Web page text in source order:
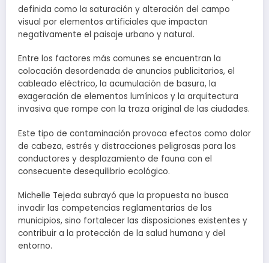
definida como la saturación y alteración del campo
visual por elementos artificiales que impactan
negativamente el paisaje urbano y natural.
Entre los factores más comunes se encuentran la
colocación desordenada de anuncios publicitarios, el
cableado eléctrico, la acumulación de basura, la
exageración de elementos lumínicos y la arquitectura
invasiva que rompe con la traza original de las ciudades.
Este tipo de contaminación provoca efectos como dolor
de cabeza, estrés y distracciones peligrosas para los
conductores y desplazamiento de fauna con el
consecuente desequilibrio ecológico.
Michelle Tejeda subrayó que la propuesta no busca
invadir las competencias reglamentarias de los
municipios, sino fortalecer las disposiciones existentes y
contribuir a la protección de la salud humana y del
entorno.